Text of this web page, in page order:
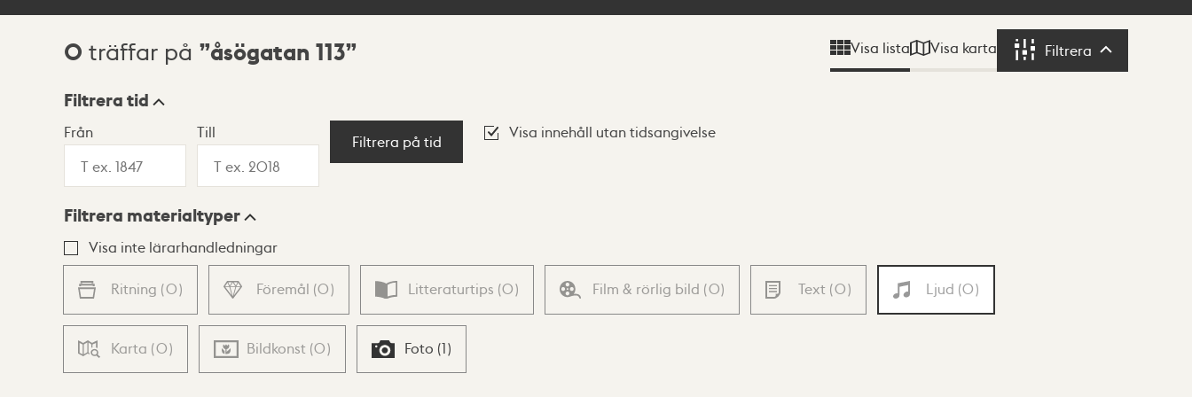
Sökresultat
0 träffar på åsögatan 113 Visa lista Visa karta Filtrera Filtrera
Visningsläge
Lista Karta
Filtrera tid
Från Till
Filtrera på tid
Visa innehåll utan tidsangivelse
Filtrera materialtyper
Visa inte lärarhandledningar
Ritning (0) Föremål (0) Litteraturtips (0) Film & rörlig bild (0) Text (0) Ljud (0)
Karta (0) Bildkonst (0) Foto (1)